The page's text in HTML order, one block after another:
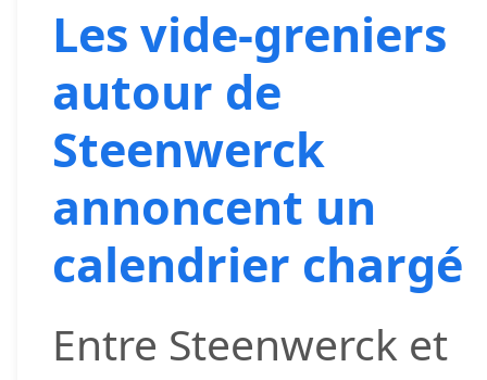
Les vide-greniers
autour de
Steenwerck
annoncent un
calendrier chargé
Entre Steenwerck et